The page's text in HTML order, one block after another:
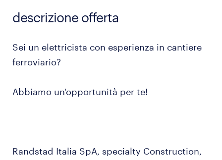
descrizione offerta
Sei un elettricista con esperienza in cantiere
ferroviario?
Abbiamo un'opportunità per te!
Randstad Italia SpA, specialty Construction,